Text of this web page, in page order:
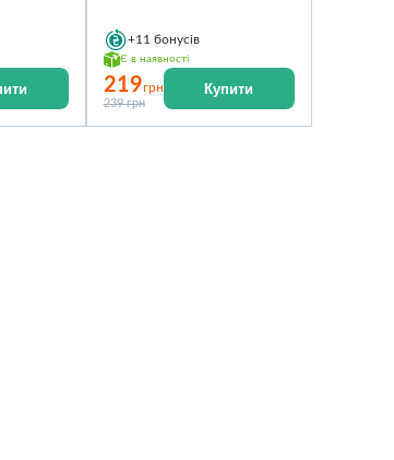
+11 бонусів
Є в наявності
219грн
239 грн
Купити